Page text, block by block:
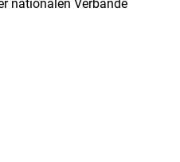
nationalen Verbände